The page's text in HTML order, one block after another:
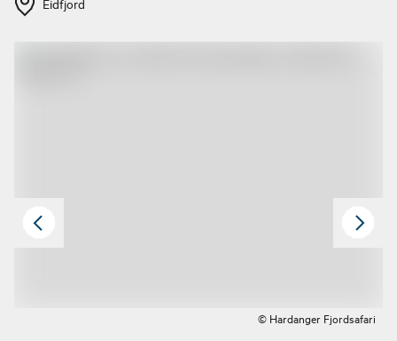
Eidfjord
© Hardanger Fjordsafari